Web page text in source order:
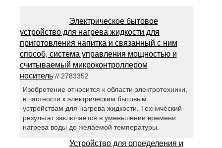
Электрическое бытовое
устройство для нагрева жидкости для
приготовления напитка и связанный с ним
способ, система управления мощностью и
считываемый микроконтроллером
носитель// 2783352
Изобретение относится к области электротехники,
в частности к электрическим бытовым
устройствам для нагрева жидкости. Технический
результат заключается в уменьшении времени
нагрева воды до желаемой температуры.
Устройство для определения и